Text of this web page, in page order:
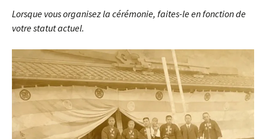
Lorsque vous organisez la cérémonie, faites-le en fonction de
votre statut actuel.